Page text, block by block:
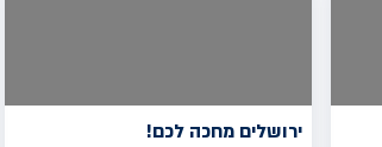
ירושלים מחכה לכם!